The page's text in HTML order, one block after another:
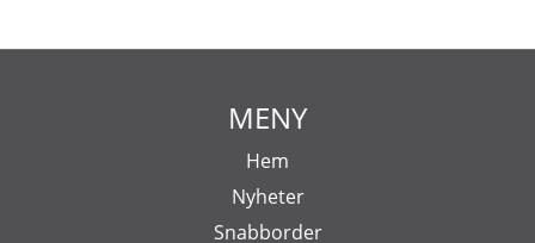
MENY
Hem
Nyheter
Snabborder